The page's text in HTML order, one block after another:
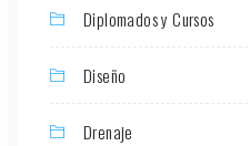
Diplomados y Cursos
Diseño
Drenaje